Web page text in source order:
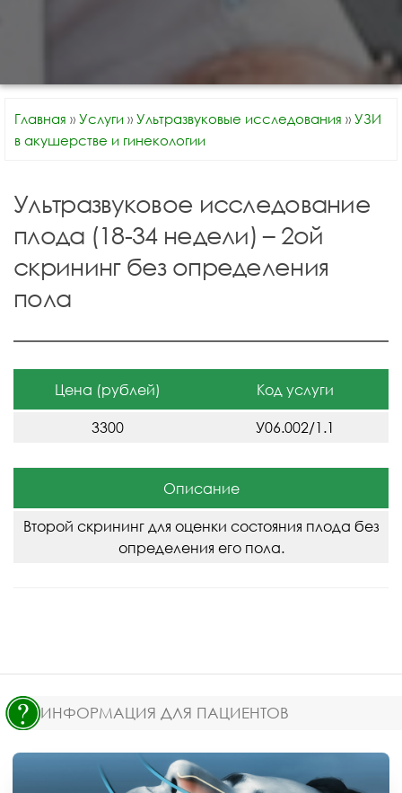
Главная » Услуги » Ультразвуковые исследования » УЗИ
в акушерстве и гинекологии
Ультразвуковое исследование
плода (18-34 недели) – 2ой
скрининг без определения
пола
Цена (рублей) Код услуги
3300 У06.002/1.1
Описание
Второй скрининг для оценки состояния плода без
определения его пола.
ИНФОРМАЦИЯ ДЛЯ ПАЦИЕНТОВ